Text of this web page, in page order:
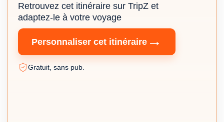
Retrouvez cet itinéraire sur TripZ et
adaptez-le à votre voyage
Personnaliser cet itinéraire →
Gratuit, sans pub.